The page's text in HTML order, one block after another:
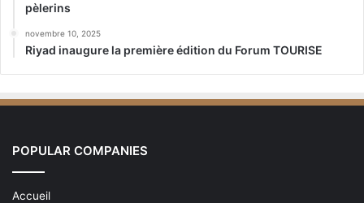
pèlerins
novembre 10, 2025
Riyad inaugure la première édition du Forum TOURISE
POPULAR COMPANIES
Accueil